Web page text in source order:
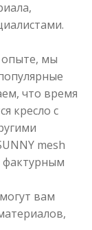
мы
что время
кресло с
mesh
фактурным
вам